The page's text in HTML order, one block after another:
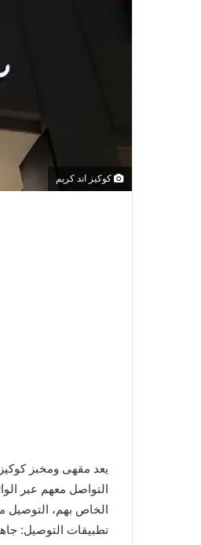
كوكيز اند كريم
التواصل معهم عبر الواتساب ٠٥٩٢٠٤٩٠٧٦، او الهاتف
تطبيقات التوصيل: